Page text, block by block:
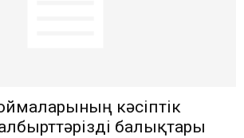
кәсіптік
балықтары